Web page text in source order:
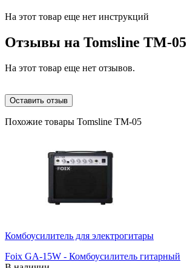
На этот товар еще нет инструкций
Отзывы на Tomsline TM-05
На этот товар еще нет отзывов.
Оставить отзыв
Похожие товары Tomsline TM-05
Комбоусилитель для электрогитары
Foix GA-15W - Комбоусилитель гитарный